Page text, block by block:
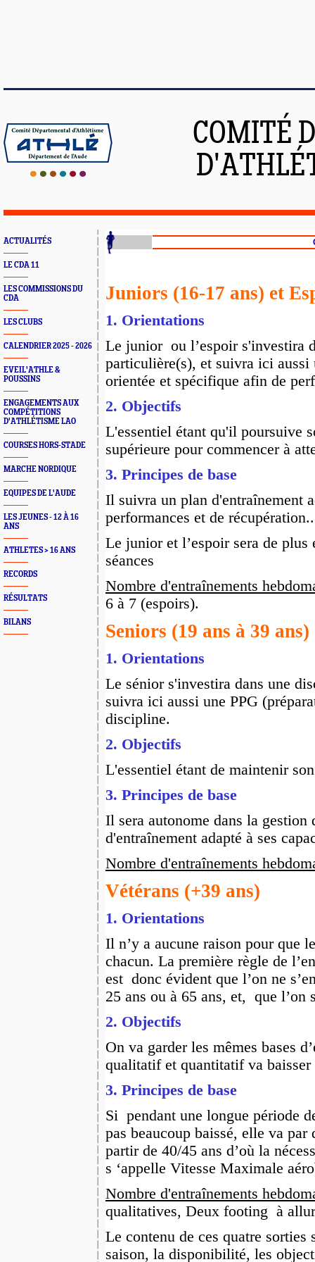
COMITÉ
ACTUALITÉS
LE CDA 11
LES COMMISSIONS DU
CDA
LES CLUBS
CALENDRIER 2025 - 2026
EVEIL'ATHLE &
POUSSINS
ENGAGEMENTS AUX
COMPÉTITIONS
D'ATHLÉTISME LAO
COURSES HORS-STADE
MARCHE NORDIQUE
EQUIPES DE L'AUDE
LES JEUNES - 12 À 16
ANS
ATHLETES > 16 ANS
RECORDS
RÉSULTATS
BILANS
Juniors (16-17 ans) et
1. Orientations
Le junior ou l’espoir s'investira
particulière(s), et suivra ici aussi
orientée et spécifique afin de
2. Objectifs
L'essentiel étant qu'il poursuive
supérieure pour commencer à
3. Principes de base
Il suivra un plan d'entraînement
performances et de récupération..
Le junior et l’espoir sera de plus
séances
Nombre d'entraînements
6 à 7 (espoirs).
Seniors (19 ans à 39 ans)
1. Orientations
Le sénior s'investira dans une
suivra ici aussi une PPG
discipline.
2. Objectifs
L'essentiel étant de maintenir
3. Principes de base
Il sera autonome dans la gestion
d'entraînement adapté à ses
Nombre d'entraînements
Vétérans (+39 ans)
1. Orientations
Il n’y a aucune raison pour que
chacun. La première règle de
est donc évident que l’on ne
25 ans ou à 65 ans, et, que
2. Objectifs
On va garder les mêmes bases
qualitatif et quantitatif va baisser
3. Principes de base
Si pendant une longue période
pas beaucoup baissé, elle va par
partir de 40/45 ans d’où la
s ‘appelle Vitesse Maximale
Nombre d'entraînements
qualitatives, Deux footing à
Le contenu de ces quatre
saison, la disponibilité, les